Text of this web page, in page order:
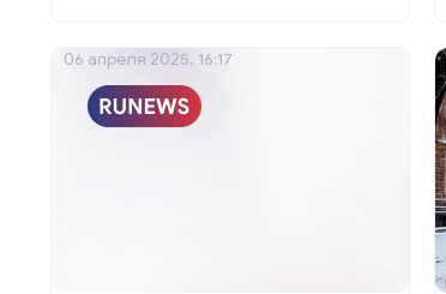
06 апреля 2025, 16:17